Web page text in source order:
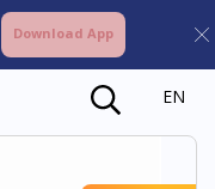
Download App
EN